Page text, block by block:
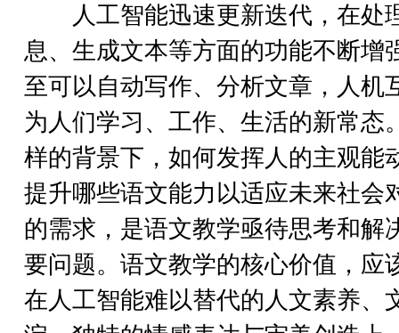
人工智能迅速更新迭代，在处
息、生成文本等方面的功能不断增
至可以自动写作、分析文章，人机
为人们学习、工作、生活的新常态
样的背景下，如何发挥人的主观能
提升哪些语文能力以适应未来社会
的需求，是语文教学亟待思考和解
要问题。语文教学的核心价值，应
在人工智能难以替代的人文素养、